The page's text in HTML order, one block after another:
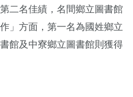
二名佳績，名間鄉立圖書館
」方面，第一名為國姓鄉立
館及中寮鄉立圖書館則獲得